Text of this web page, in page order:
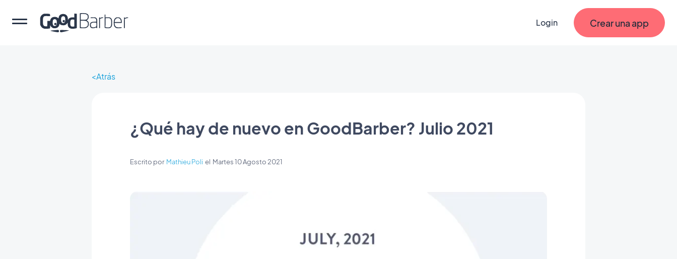
Login Crear una app
Atrás
¿Qué hay de nuevo en GoodBarber? Julio 2021
Escrito por Mathieu Poli el Martes 10 Agosto 2021